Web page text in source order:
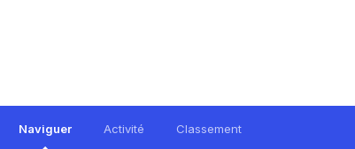
Naviguer Activité Classement